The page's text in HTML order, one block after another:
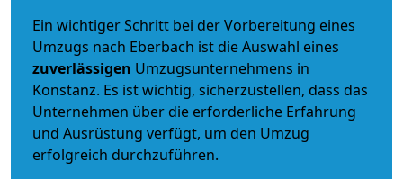
Ein wichtiger Schritt bei der Vorbereitung eines
Umzugs nach Eberbach ist die Auswahl eines
zuverlässigen Umzugsunternehmens in
Konstanz. Es ist wichtig, sicherzustellen, dass das
Unternehmen über die erforderliche Erfahrung
und Ausrüstung verfügt, um den Umzug
erfolgreich durchzuführen.